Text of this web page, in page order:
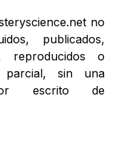
no
publicados,
reproducidos o
sin una
escrito de